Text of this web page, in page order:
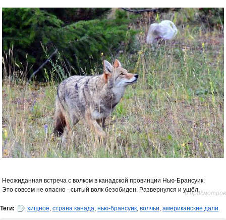
Неожиданная встреча с волком в канадской провинции Нью-Брансуик.
Это совсем не опасно - сытый волк безобиден. Развернулся и ушёл.0 просмотров
Теги: хищное, страна канада, нью-брансуик, волчьи, американские дали